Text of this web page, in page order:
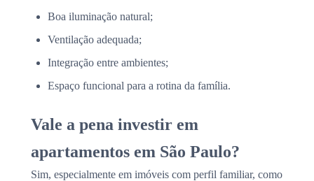
Boa iluminação natural;
Ventilação adequada;
Integração entre ambientes;
Espaço funcional para a rotina da família.
Vale a pena investir em
apartamentos em São Paulo?
Sim, especialmente em imóveis com perfil familiar, como